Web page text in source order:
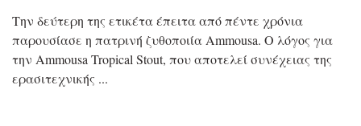
Την δεύτερη της ετικέτα έπειτα από πέντε χρόνια
παρουσίασε η πατρινή ζυθοποιία Ammousa. Ο λόγος για
την Ammousa Tropical Stout, που αποτελεί συνέχειας της
ερασιτεχνικής